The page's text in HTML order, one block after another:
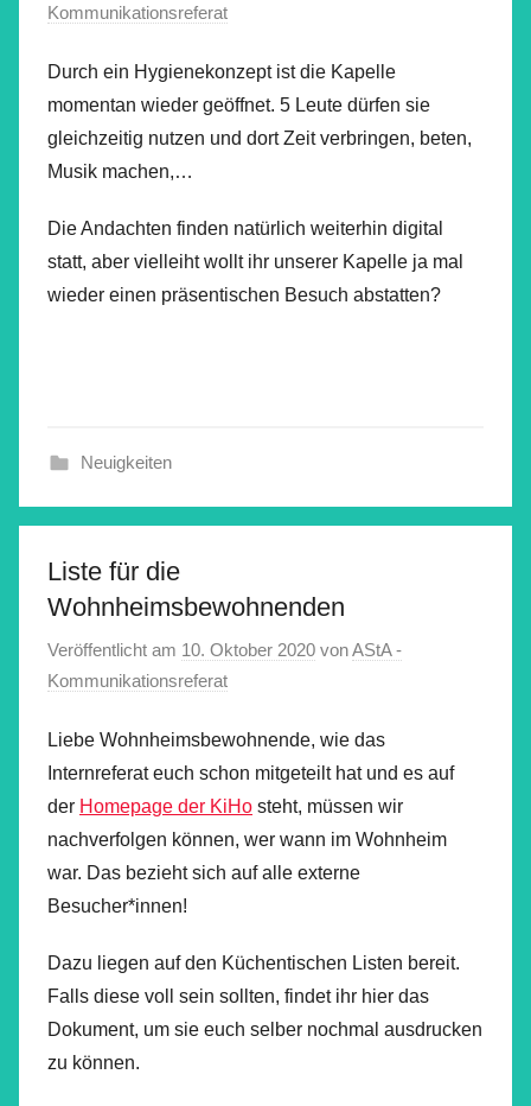
Kommunikationsreferat
Durch ein Hygienekonzept ist die Kapelle
momentan wieder geöffnet. 5 Leute dürfen sie
gleichzeitig nutzen und dort Zeit verbringen, beten,
Musik machen,…
Die Andachten finden natürlich weiterhin digital
statt, aber vielleiht wollt ihr unserer Kapelle ja mal
wieder einen präsentischen Besuch abstatten?
Neuigkeiten
Liste für die
Wohnheimsbewohnenden
Veröffentlicht am 10. Oktober 2020 vonAStA -
Kommunikationsreferat
Liebe Wohnheimsbewohnende, wie das
Internreferat euch schon mitgeteilt hat und es auf
der Homepage der KiHo steht, müssen wir
nachverfolgen können, wer wann im Wohnheim
war. Das bezieht sich auf alle externe
Besucher*innen!
Dazu liegen auf den Küchentischen Listen bereit.
Falls diese voll sein sollten, findet ihr hier das
Dokument, um sie euch selber nochmal ausdrucken
zu können.